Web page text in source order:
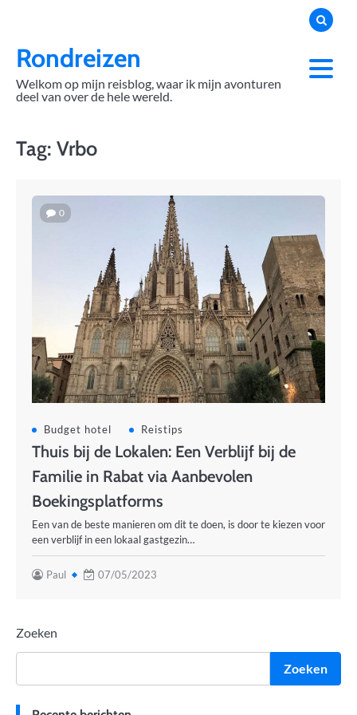
contentRondreizen
Welkom op mijn reisblog, waar ik mijn avonturen
deel van over de hele wereld.
Tag: Vrbo
0
Budget hotel Reistips
Thuis bij de Lokalen: Een Verblijf bij de
Familie in Rabat via Aanbevolen
Boekingsplatforms
Een van de beste manieren om dit te doen, is door te kiezen voor
een verblijf in een lokaal gastgezin…
Paul 07/05/2023
Zoeken
Zoeken